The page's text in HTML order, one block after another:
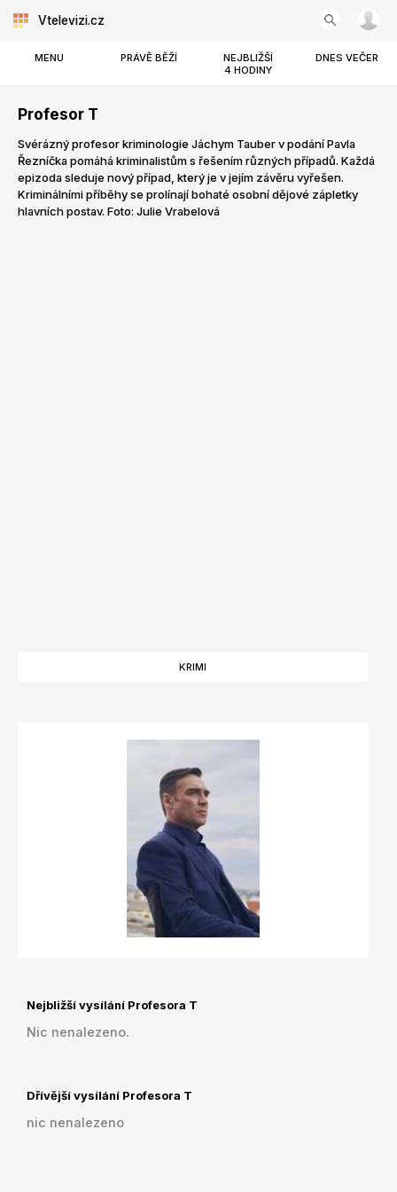
Vtelevizi.cz
MENU PRÁVĚ BĚŽÍ
NEJBLIŽŠÍ
4 HODINY
DNES VEČER
Profesor T
Svérázný profesor kriminologie Jáchym Tauber v podání Pavla
Řezníčka pomáhá kriminalistům s řešením různých případů. Každá
epizoda sleduje nový případ, který je v jejím závěru vyřešen.
Kriminálními příběhy se prolínají bohaté osobní dějové zápletky
hlavních postav. Foto: Julie Vrabelová
KRIMI
Nejbližší vysílání Profesora T
Nic nenalezeno.
Dřívější vysílání Profesora T
nic nenalezeno